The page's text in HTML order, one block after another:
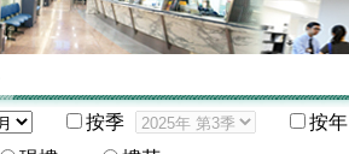
按季
按年